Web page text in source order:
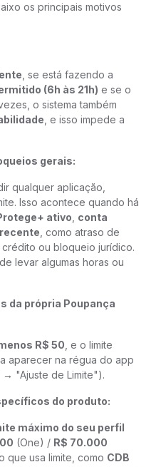
os principais motivos
, se está fazendo a
(6h às 21h) e se o
o sistema também
, e isso impede a
gerais:
qualquer aplicação,
Isso acontece quando há
ativo conta
, como atraso de
ou bloqueio jurídico.
levar algumas horas ou
da própria Poupança
R$ 50 , e o limite
aparecer na régua do app
"Ajuste de Limite").
do produto:
máximo do seu perfil
(One) / R$ 70.000
que usa limite, como CDB